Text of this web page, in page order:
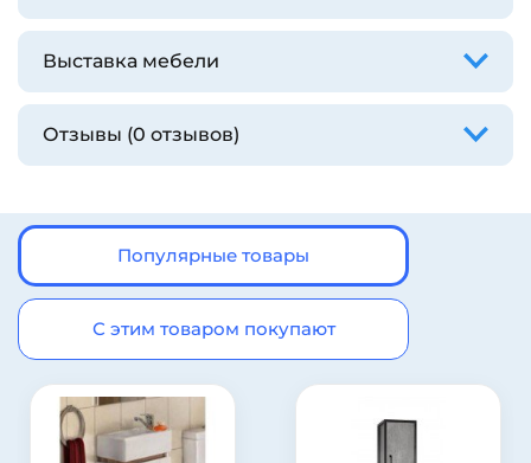
Выставка мебели
Отзывы (0 отзывов)
Популярные товары
С этим товаром покупают